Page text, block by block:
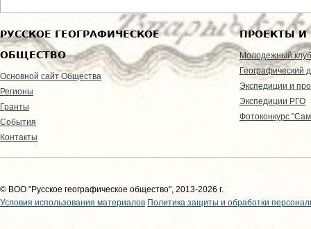
РУССКОЕ ГЕОГРАФИЧЕСКОЕ
ОБЩЕСТВО
Основной сайт Общества
Регионы
Гранты
События
Контакты
ПРОЕКТЫ И
Молодежный клуб
Географический
Экспедиции и
Экспедиции РГО
Фотоконкурс
© ВОО "Русское географическое общество", 2013-2026 г.
Условия использования материалов Политика защиты и обработки